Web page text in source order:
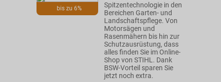
bis zu 6%
Spitzentechnologie in den
Bereichen Garten- und
Landschaftspflege. Von
Motorsägen und
Rasenmähern bis hin zur
Schutzausrüstung, dass
alles finden Sie im Online-
Shop von STIHL. Dank
BSW-Vorteil sparen Sie
jetzt noch extra.